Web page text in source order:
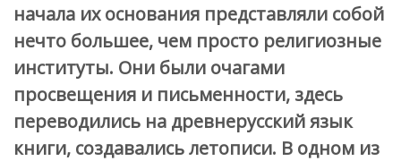
начала их основания представляли собой
нечто большее, чем просто религиозные
институты. Они были очагами
просвещения и письменности, здесь
переводились на древнерусский язык
книги, создавались летописи. В одном из